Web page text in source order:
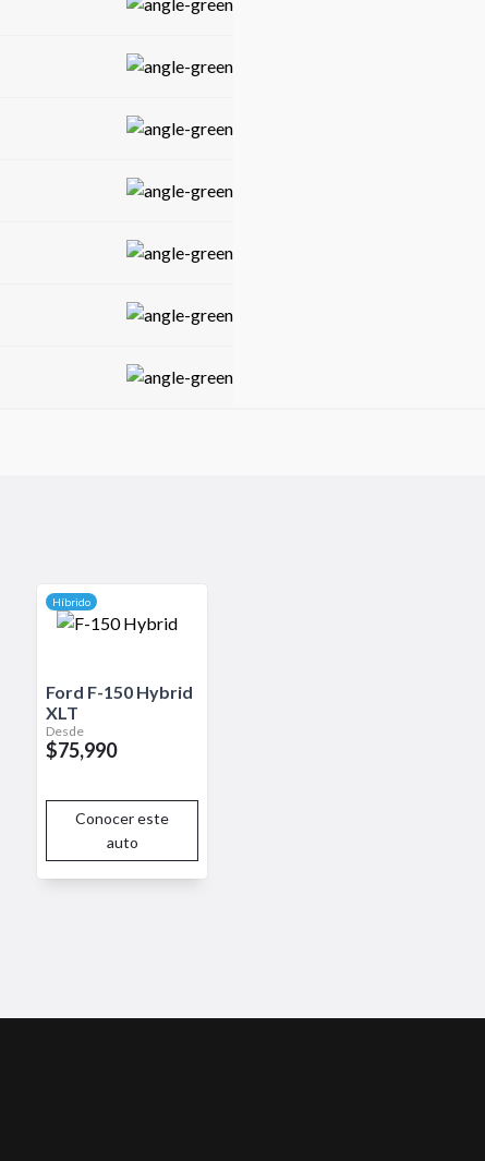
Híbrido
Ford F-150 Hybrid
XLT
Desde
$75,990
Conocer este
auto